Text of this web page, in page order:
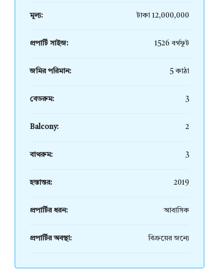
মূল্য: টাকা 12,000,000
প্রপার্টি সাইজ: 1526 বর্গফুট
জমির পরিমান: 5 কাঠা
বেডরুম: 3
Balcony: 2
বাথরুম: 3
হস্তান্তর: 2019
প্রপার্টির ধরন: আবাসিক
প্রপার্টির অবস্থা: বিক্রয়ের জন্যে